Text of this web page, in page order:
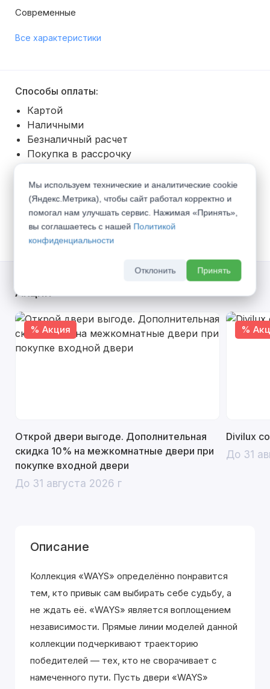
Современные
Все характеристики
Способы оплаты:
Картой
Наличными
Безналичный расчет
Покупка в рассрочку
Способы получения:
Доставка транспортом по г. Самара -600
руб.(Все тарифы)
Самовывоз со склада
Акции
% Акция
Открой двери выгоде. Дополнительная
скидка 10% на межкомнатные двери при
покупке входной двери
До 31 августа 2026 г
%
Divilux
До 31
Описание
Коллекция «WAYS» определённо понравится
тем, кто привык сам выбирать себе судьбу, а
не ждать её. «WAYS» является воплощением
независимости. Прямые линии моделей данной
коллекции подчеркивают траекторию
победителей — тех, кто не сворачивает с
намеченного пути. Пусть двери «WAYS»
Мы используем технические и аналитические cookie
(Яндекс.Метрика), чтобы сайт работал корректно и
помогал нам улучшать сервис. Нажимая «Принять»,
вы соглашаетесь с нашей Политикой
конфиденциальности
Отклонить Принять